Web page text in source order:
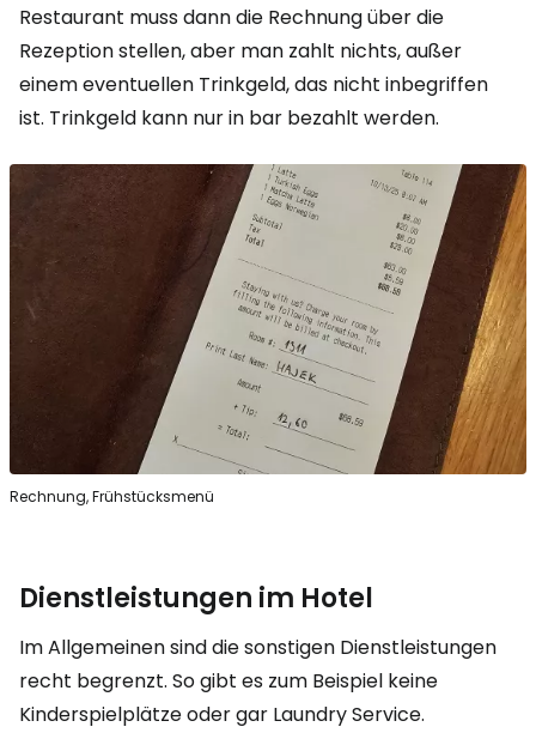
Restaurant muss dann die Rechnung über die
Rezeption stellen, aber man zahlt nichts, außer
einem eventuellen Trinkgeld, das nicht inbegriffen
ist. Trinkgeld kann nur in bar bezahlt werden.
Rechnung, Frühstücksmenü
Dienstleistungen im Hotel
Im Allgemeinen sind die sonstigen Dienstleistungen
recht begrenzt. So gibt es zum Beispiel keine
Kinderspielplätze oder gar Laundry Service.